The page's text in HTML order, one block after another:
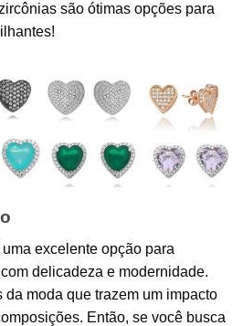
são ótimas opções para
excelente opção para
delicadeza e modernidade.
da moda que trazem um impacto
Então, se você busca